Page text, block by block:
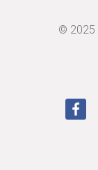
© 2025